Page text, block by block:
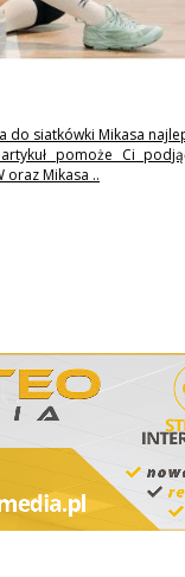
do siatkówki Mikasa
pomoże Ci
oraz Mikasa ..